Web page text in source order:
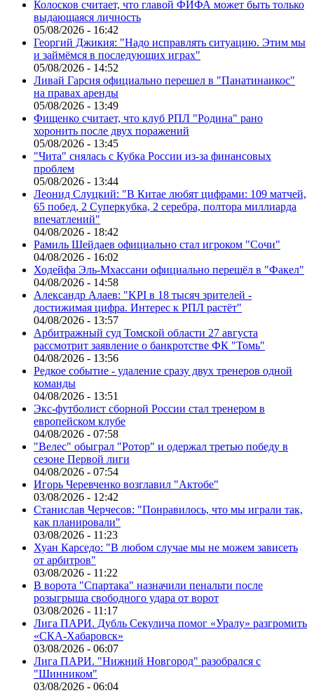
Колосков считает, что главой ФИФА может быть только
выдающаяся личность
05/08/2026 - 16:42
Георгий Джикия: "Надо исправлять ситуацию. Этим мы
и займёмся в последующих играх"
05/08/2026 - 14:52
Ливай Гарсия официально перешел в "Панатинаикос"
на правах аренды
05/08/2026 - 13:49
Фищенко считает, что клуб РПЛ "Родина" рано
хоронить после двух поражений
05/08/2026 - 13:45
"Чита" снялась с Кубка России из-за финансовых
проблем
05/08/2026 - 13:44
Леонид Слуцкий: "В Китае любят цифрами: 109 матчей,
65 побед, 2 Суперкубка, 2 серебра, полтора миллиарда
впечатлений"
04/08/2026 - 18:42
Рамиль Шейдаев официально стал игроком "Сочи"
04/08/2026 - 16:02
Ходейфа Эль-Мхассани официально перешёл в "Факел"
04/08/2026 - 14:58
Александр Алаев: "KPI в 18 тысяч зрителей -
достижимая цифра. Интерес к РПЛ растёт"
04/08/2026 - 13:57
Арбитражный суд Томской области 27 августа
рассмотрит заявление о банкротстве ФК "Томь"
04/08/2026 - 13:56
Редкое событие - удаление сразу двух тренеров одной
команды
04/08/2026 - 13:51
Экс-футболист сборной России стал тренером в
европейском клубе
04/08/2026 - 07:58
"Велес" обыграл "Ротор" и одержал третью победу в
сезоне Первой лиги
04/08/2026 - 07:54
Игорь Черевченко возглавил "Актобе"
03/08/2026 - 12:42
Станислав Черчесов: "Понравилось, что мы играли так,
как планировали"
03/08/2026 - 11:23
Хуан Карседо: "В любом случае мы не можем зависеть
от арбитров"
03/08/2026 - 11:22
В ворота "Спартака" назначили пенальти после
розыгрыша свободного удара от ворот
03/08/2026 - 11:17
Лига ПАРИ. Дубль Секулича помог «Уралу» разгромить
«СКА-Хабаровск»
03/08/2026 - 06:07
Лига ПАРИ. "Нижний Новгород" разобрался с
"Шинником"
03/08/2026 - 06:04